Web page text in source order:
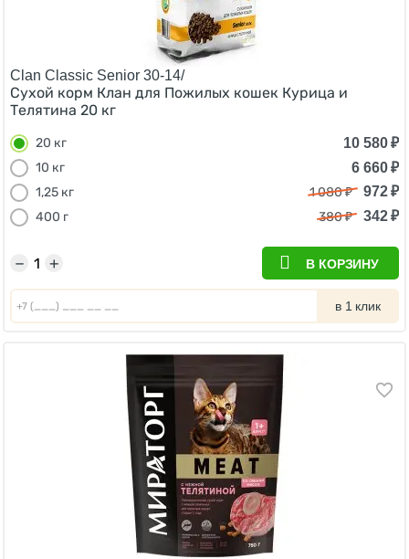
Clan Classic Senior 30-14/
Сухой корм Клан для Пожилых кошек Курица и
Телятина 20 кг
20 кг 10 580₽
10 кг
6 660₽
1,25 кг
1 080₽ 972₽
400 г
380₽ 342₽
+
− В КОРЗИНУ
в 1 клик